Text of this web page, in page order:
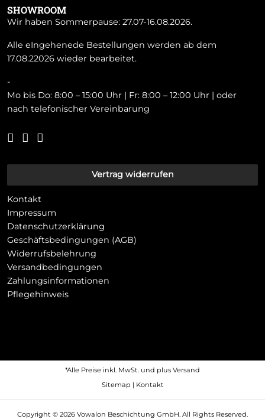
SHOWROOM
Wir haben Sommerpause: 27.07-16.08.2026.
Alle eIngehenede Bestellungen werden ab dem
17.08.22026 wieder bearbeitet.
-
Mo bis Do: 8:00 – 15:00 Uhr | Fr: 8:00 – 12:00 Uhr | oder
nach telefonischer Vereinbarung
Vertrag widerrufen
Kontakt
Impressum
Datenschutzerklärung
Geschäftsbedingungen (AGB)
Widerrufsbelehrung
Versandbedingungen
Zahlungsinformationen
Pflegehinweis
*Alle Preise inkl. MwSt. und plus Versand
Sitemap | Kontakt
Copyright © 2026 Vowalon Beschichtung GmbH. All Rights Reserved.